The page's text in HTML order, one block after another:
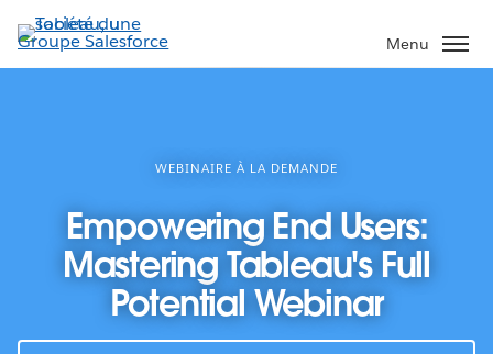
Aller
au
contenu
Menu
WEBINAIRE À LA DEMANDE
Empowering End Users:
Mastering Tableau's Full
Potential Webinar